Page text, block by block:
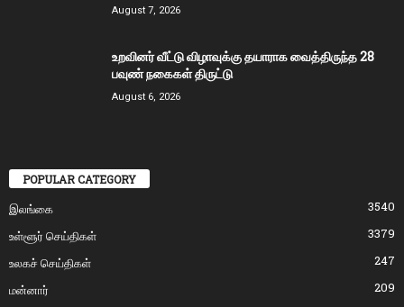
August 7, 2026
உறவினர் வீட்டு விழாவுக்கு தயாராக வைத்திருந்த 28
பவுண் நகைகள் திருட்டு
August 6, 2026
POPULAR CATEGORY
இலங்கை
3540
உள்ளூர் செய்திகள்
3379
உலகச் செய்திகள்
247
மன்னார்
209